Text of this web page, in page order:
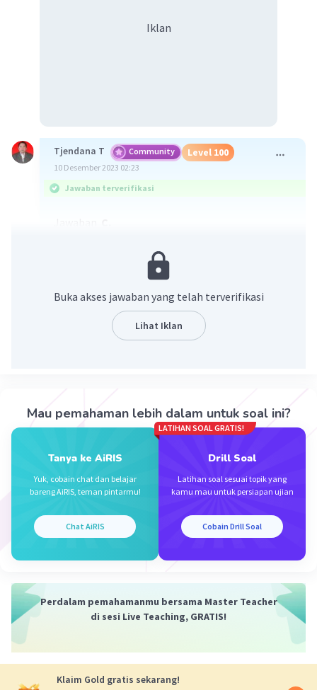
Iklan
Tjendana T Community Level 100
10 Desember 2023 02:23
Jawaban terverifikasi
= 37
. (37 - 1)
98
Jadi x > y
21 Oktober 2024 14:17
Buka akses jawaban yang telah terverifikasi
Lihat Iklan
Mau pemahaman lebih dalam untuk soal ini?
Tanya ke AiRIS
Yuk, cobain chat dan belajar
bareng AiRIS, teman pintarmu!
Chat AiRIS
LATIHAN SOAL GRATIS!
Drill Soal
Latihan soal sesuai topik yang
kamu mau untuk persiapan ujian
Cobain Drill Soal
Perdalam pemahamanmu bersama Master Teacher
di sesi Live Teaching, GRATIS!
Klaim Gold gratis sekarang!